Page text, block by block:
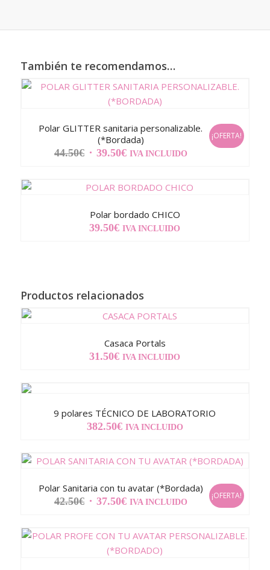
También te recomendamos…
Polar GLITTER sanitaria personalizable.
(*Bordada)
44.50€ EL
ERA:
39.50€EL
ES:
IVA INCLUIDO
¡OFERTA!
Polar bordado CHICO
39.50€ IVA INCLUIDO
Productos relacionados
Casaca Portals
31.50€ IVA INCLUIDO
9 polares TÉCNICO DE LABORATORIO
382.50€ IVA INCLUIDO
Polar Sanitaria con tu avatar (*Bordada)
42.50€ EL
ERA:
42.50€.
37.50€EL
ES:
37.50€.
IVA INCLUIDO
¡OFERTA!